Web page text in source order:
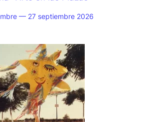
— 27 septiembre 2026